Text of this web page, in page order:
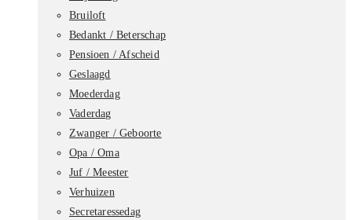
Bruiloft
Bedankt / Beterschap
Pensioen / Afscheid
Geslaagd
Moederdag
Vaderdag
Zwanger / Geboorte
Opa / Oma
Juf / Meester
Verhuizen
Secretaressedag